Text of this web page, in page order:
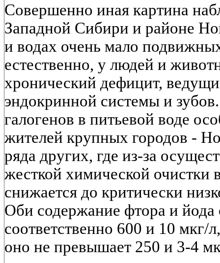
Совершенно иная картина
Западной Сибири и районе
и водах очень мало
естественно, у людей и
хронический дефицит,
эндокринной системы и
галогенов в питьевой воде
жителей крупных городов -
ряда других, где из-за
жесткой химической очистки
снижается до критически
Оби содержание фтора и йода
соответственно 600 и 10 мкг/
оно не превышает 250 и 3-4